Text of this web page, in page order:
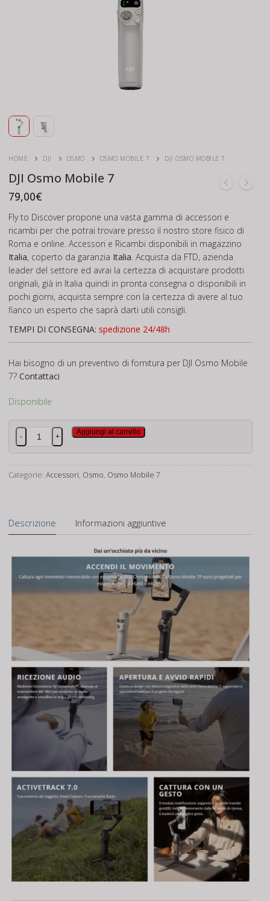
HOME DJI OSMO OSMO MOBILE 7 DJI OSMO MOBILE 7
DJI Osmo Mobile 7
79,00€
Fly to Discover propone una vasta gamma di accessori e
ricambi per che potrai trovare presso il nostro store fisico di
Roma e online. Accessori e Ricambi disponibili in magazzino
Italia, coperto da garanzia Italia. Acquista da FTD, azienda
leader del settore ed avrai la certezza di acquistare prodotti
originali, già in Italia quindi in pronta consegna o disponibili in
pochi giorni, acquista sempre con la certezza di avere al tuo
fianco un esperto che saprà darti utili consigli.
TEMPI DI CONSEGNA: spedizione 24/48h
Hai bisogno di un preventivo di fornitura per DJI Osmo Mobile
7? Contattaci
Disponibile
DJI
Osmo
7
- +
Aggiungi al carrello
Categorie: Accessori, Osmo, Osmo Mobile 7
Descrizione Informazioni aggiuntive